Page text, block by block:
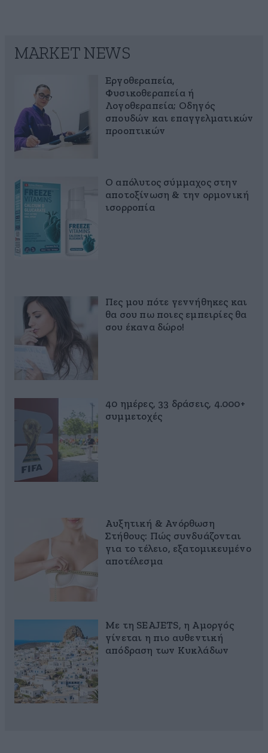
MARKET NEWS
Εργοθεραπεία,
Φυσικοθεραπεία ή
Λογοθεραπεία; Οδηγός
σπουδών και επαγγελματικών
προοπτικών
Ο απόλυτος σύμμαχος στην
αποτοξίνωση & την ορμονική
ισορροπία
Πες μου πότε γεννήθηκες και
θα σου πω ποιες εμπειρίες θα
σου έκανα δώρο!
40 ημέρες, 33 δράσεις, 4.000+
συμμετοχές
Αυξητική & Ανόρθωση
Στήθους: Πώς συνδυάζονται
για το τέλειο, εξατομικευμένο
αποτέλεσμα
Με τη SEAJETS, η Αμοργός
γίνεται η πιο αυθεντική
απόδραση των Κυκλάδων